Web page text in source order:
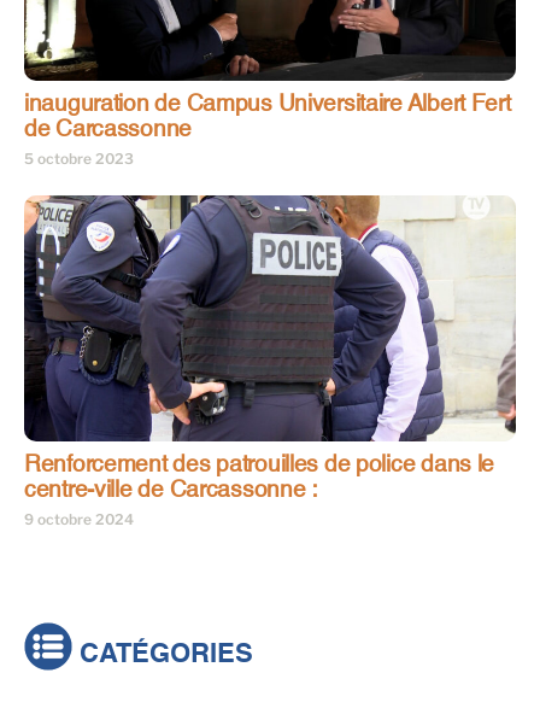
inauguration de Campus Universitaire Albert Fert
de Carcassonne
5 octobre 2023
Renforcement des patrouilles de police dans le
centre-ville de Carcassonne :
9 octobre 2024
CATÉGORIES